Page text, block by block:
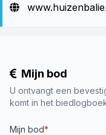
Mijn bod
U ontvangt een
komt in het
Mijn bod*